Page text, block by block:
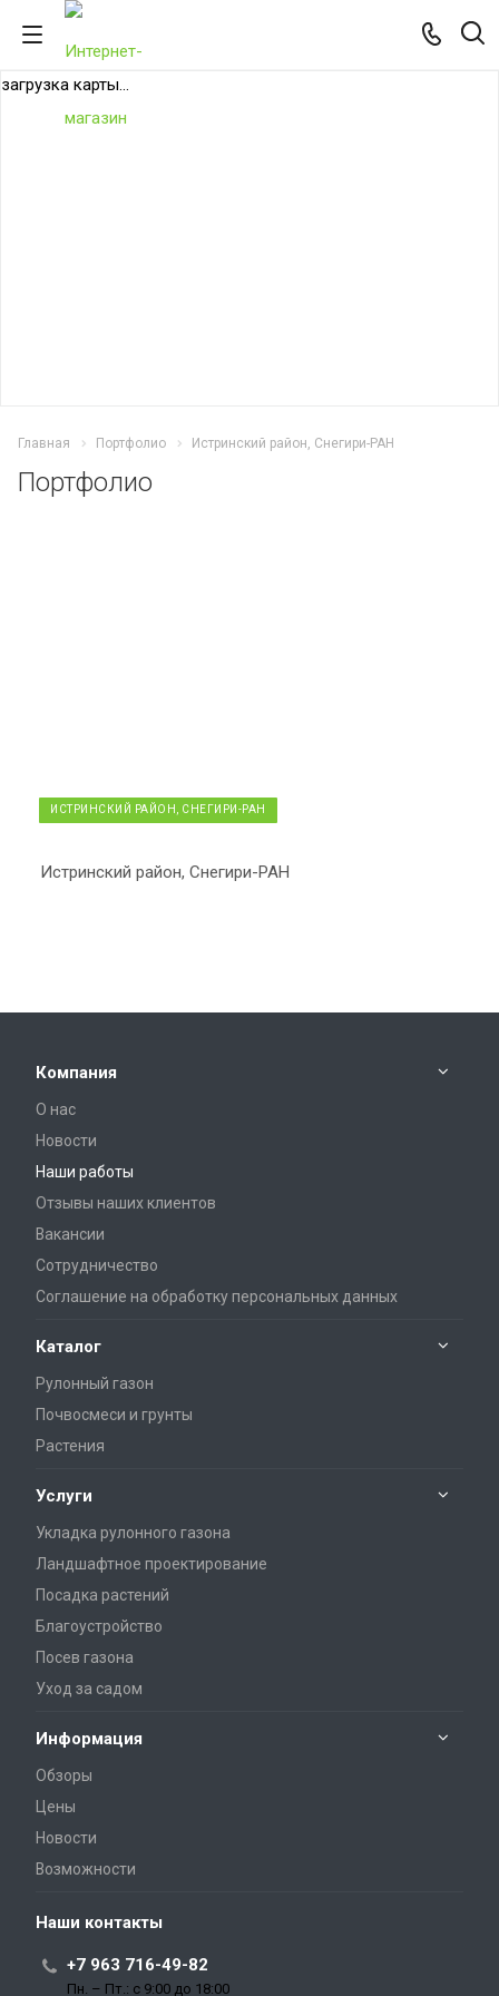
загрузка карты...
Главная Портфолио Истринский район, Снегири-РАН
Портфолио
ИСТРИНСКИЙ РАЙОН, СНЕГИРИ-РАН
Истринский район, Снегири-РАН
Компания
О нас
Новости
Наши работы
Отзывы наших клиентов
Вакансии
Сотрудничество
Соглашение на обработку персональных данных
Каталог
Рулонный газон
Почвосмеси и грунты
Растения
Услуги
Укладка рулонного газона
Ландшафтное проектирование
Посадка растений
Благоустройство
Посев газона
Уход за садом
Информация
Обзоры
Цены
Новости
Возможности
Наши контакты
+7 963 716-49-82
Пн. – Пт.: с 9:00 до 18:00